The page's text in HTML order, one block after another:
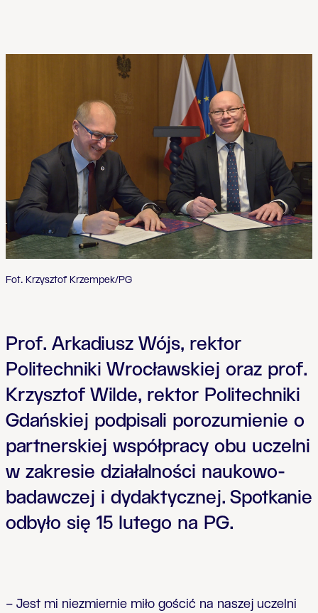
Fot. Krzysztof Krzempek/PG
Prof. Arkadiusz Wójs, rektor
Politechniki Wrocławskiej oraz prof.
Krzysztof Wilde, rektor Politechniki
Gdańskiej podpisali porozumienie o
partnerskiej współpracy obu uczelni
w zakresie działalności naukowo-
badawczej i dydaktycznej. Spotkanie
odbyło się 15 lutego na PG.
– Jest mi niezmiernie miło gościć na naszej uczelni